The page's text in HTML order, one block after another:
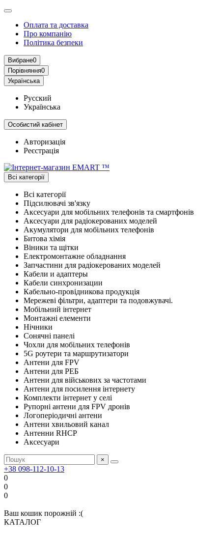
Оплата та доставка
Про компанію
Політика безпеки
Вибране0
Порівняння0
Українська
Русский
Українська
Особистий кабінет
Авторизація
Реєстрація
Всі категорії
Всі категорії
Підсилювачі зв'язку
Аксесуари для мобільних телефонів та смартфонів
Аксесуари для радіокерованих моделей
Акумулятори для мобільних телефонів
Битова хімія
Віники та щітки
Електромонтажне обладнання
Запчастини для радіокерованих моделей
Кабели и адаптеры
Кабели синхронизации
Кабельно-провідникова продукція
Мережеві фільтри, адаптери та подовжувачі.
Мобільний інтернет
Монтажні елементи
Нічники
Сонячні панелі
Чохли для мобільних телефонів
5G роутери та маршрутизатори
Антени для FPV
Антени для РЕБ
Антени для військових за частотами
Антени для посилення інтернету
Комплекти інтернет у селі
Рупорні антени для FPV дронів
Логоперіодичні антени
Антени хвильовий канал
Антенни RHCP
Аксесуари
×
+38 098-112-10-13
0
0
0
Ваш кошик порожній :(
КАТАЛОГ